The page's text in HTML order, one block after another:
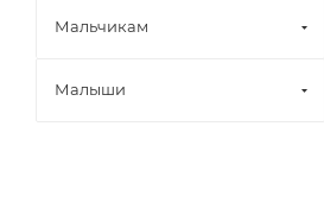
Мальчикам
Малыши